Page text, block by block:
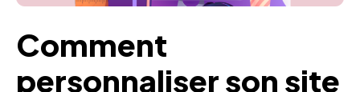
Comment
personnaliser son site